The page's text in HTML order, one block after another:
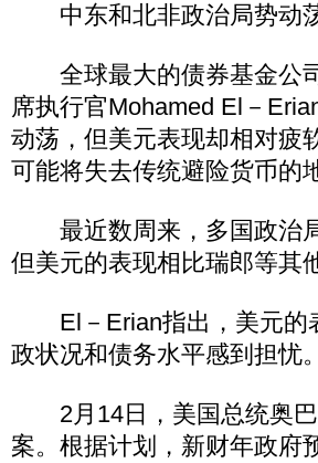
中东和北非政治局势动
全球最大的债券基金公
席执行官Mohamed El－
动荡，但美元表现却相对疲
可能将失去传统避险货币的
最近数周来，多国政治
但美元的表现相比瑞郎等其
El－Erian指出，美元的
政状况和债务水平感到担忧。
2月14日，美国总统奥巴
案。根据计划，新财年政府